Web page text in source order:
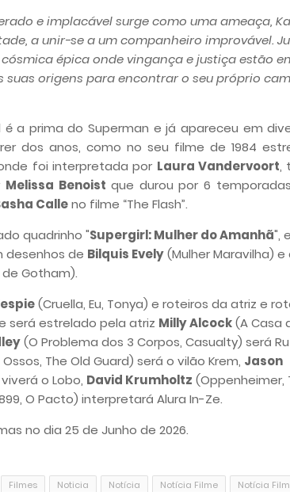
e implacável surge como uma ameaça,
a unir-se a um companheiro improvável.
épica onde vingança e justiça estão
suas origens para encontrar o seu próprio
é a prima do Superman e já apareceu em
dos anos, como no seu filme de 1984
foi interpretada por Laura Vandervoort,
Melissa Benoist que durou por 6
Calleno filme “The Flash”.
quadrinho "Supergirl: Mulher do Amanhã",
desenhos de Bilquis Evely(Mulher Maravilha)
Gotham).
(Cruella, Eu, Tonya) e roteiros da atriz e
será estrelado pela atriz Milly Alcock(A Casa
(O Problema dos 3 Corpos, Casualty) será
The Old Guard) será o vilão Krem, Jason
o Lobo, David Krumholtz (Oppenheimer,
O Pacto) interpretará Alura In-Ze.
no dia 25 de Junho de 2026.
Filmes Noticia Notícia Notícia Filme Notícia